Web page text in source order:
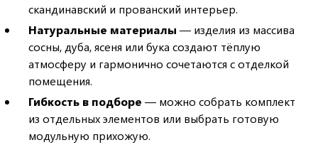
скандинавский и прованский интерьер.
Натуральные материалы — изделия из массива
сосны, дуба, ясеня или бука создают тёплую
атмосферу и гармонично сочетаются с отделкой
помещения.
Гибкость в подборе — можно собрать комплект
из отдельных элементов или выбрать готовую
модульную прихожую.